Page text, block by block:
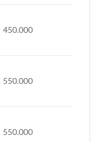
450.000
550.000
550.000